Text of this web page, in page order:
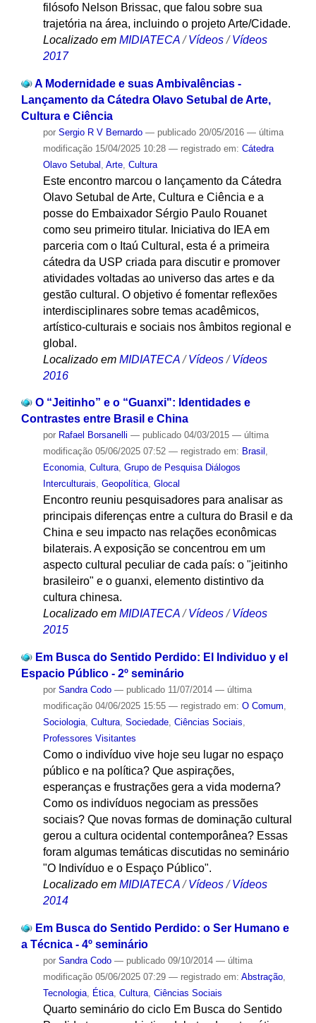
filósofo Nelson Brissac, que falou sobre sua
trajetória na área, incluindo o projeto Arte/Cidade.
Localizado em MIDIATECA /Vídeos /Vídeos
2017
A Modernidade e suas Ambivalências -
Lançamento da Cátedra Olavo Setubal de Arte,
Cultura e Ciência
por Sergio R V Bernardo — publicado20/05/2016 — última
modificação15/04/2025 10:28 — registrado em: Cátedra
Olavo Setubal Arte, Cultura
Este encontro marcou o lançamento da Cátedra
Olavo Setubal de Arte, Cultura e Ciência e a
posse do Embaixador Sérgio Paulo Rouanet
como seu primeiro titular. Iniciativa do IEA em
parceria com o Itaú Cultural, esta é a primeira
cátedra da USP criada para discutir e promover
atividades voltadas ao universo das artes e da
gestão cultural. O objetivo é fomentar reflexões
interdisciplinares sobre temas acadêmicos,
artístico-culturais e sociais nos âmbitos regional e
global.
Localizado em MIDIATECA /Vídeos /Vídeos
2016
O “Jeitinho” e o “Guanxi": Identidades e
Contrastes entre Brasil e China
por Rafael Borsanelli — publicado04/03/2015 — última
modificação05/06/2025 07:52 — registrado em: Brasil ,
Economia, Cultura, Grupo de Pesquisa Diálogos
Interculturais, Geopolítica, Glocal
Encontro reuniu pesquisadores para analisar as
principais diferenças entre a cultura do Brasil e da
China e seu impacto nas relações econômicas
bilaterais. A exposição se concentrou em um
aspecto cultural peculiar de cada país: o "jeitinho
brasileiro" e o guanxi, elemento distintivo da
cultura chinesa.
Localizado em MIDIATECA /Vídeos /Vídeos
2015
Em Busca do Sentido Perdido: El Individuo y el
Espacio Público - 2º seminário
por Sandra Codo — publicado11/07/2014 — última
modificação04/06/2025 15:55 — registrado em: O Comum,
Sociologia, Cultura, Sociedade, Ciências Sociais,
Professores Visitantes
Como o indivíduo vive hoje seu lugar no espaço
público e na política? Que aspirações,
esperanças e frustrações gera a vida moderna?
Como os indivíduos negociam as pressões
sociais? Que novas formas de dominação cultural
gerou a cultura ocidental contemporânea? Essas
foram algumas temáticas discutidas no seminário
"O Indivíduo e o Espaço Público".
Localizado em MIDIATECA /Vídeos /Vídeos
2014
Em Busca do Sentido Perdido: o Ser Humano e
a Técnica - 4º seminário
por Sandra Codo — publicado09/10/2014 — última
modificação05/06/2025 07:29 — registrado em: Abstração,
Tecnologia, Ética, Cultura, Ciências Sociais
Quarto seminário do ciclo Em Busca do Sentido